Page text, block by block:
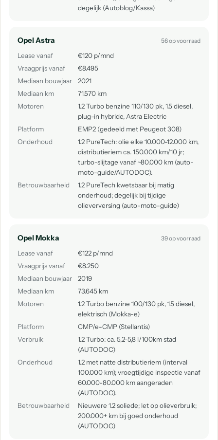
degelijk (Autoblog/Kassa)
Opel Astra 56 op voorraad
Lease vanaf
€120 p/mnd
Vraagprijs vanaf
€8.495
Mediaan bouwjaar
2021
Mediaan km
71.570 km
Motoren
1.2 Turbo benzine 110/130 pk, 1.5 diesel,
plug-in hybride, Astra Electric
Platform
EMP2 (gedeeld met Peugeot 308)
Onderhoud
1.2 PureTech: olie elke 10.000-12.000 km,
distributieriem ca. 150.000 km/10 jr;
turbo-slijtage vanaf ~80.000 km (auto-
moto-guide/AUTODOC).
Betrouwbaarheid
1.2 PureTech kwetsbaar bij matig
onderhoud; degelijk bij tijdige
olieverversing (auto-moto-guide)
Opel Mokka 39 op voorraad
Lease vanaf
€122 p/mnd
Vraagprijs vanaf
€8.250
Mediaan bouwjaar
2019
Mediaan km
73.645 km
Motoren
1.2 Turbo benzine 100/130 pk, 1.5 diesel,
elektrisch (Mokka-e)
Platform
CMP/e-CMP (Stellantis)
Verbruik
1.2 Turbo: ca. 5,2-5,8 l/100km stad
(AUTODOC)
Onderhoud
1.2 met natte distributieriem (interval
100.000 km); vroegtijdige inspectie vanaf
60.000-80.000 km aangeraden
(AUTODOC).
Betrouwbaarheid
Nieuwere 1.2 soliede; let op olieverbruik;
200.000+ km bij goed onderhoud
(AUTODOC)